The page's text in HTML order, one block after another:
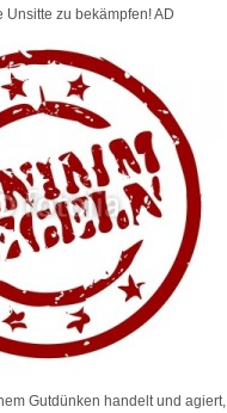
Unsitte zu bekämpfen! AD
Gutdünken handelt und agiert,